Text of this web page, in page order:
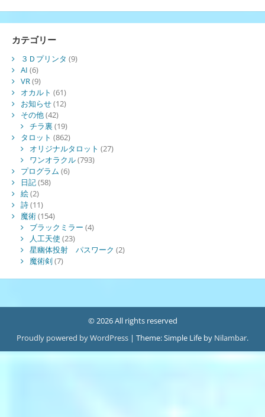
カテゴリー
３Ｄプリンタ (9)
AI (6)
VR(9)
オカルト (61)
お知らせ(12)
その他(42)
チラ裏 (19)
タロット (862)
オリジナルタロット (27)
ワンオラクル(793)
プログラム (6)
日記(58)
絵(2)
詩(11)
魔術(154)
ブラックミラー (4)
人工天使 (23)
星幽体投射 パスワーク (2)
魔術剣(7)
© 2026 All rights reserved
Proudly powered by WordPress | Theme: Simple Life by Nilambar.